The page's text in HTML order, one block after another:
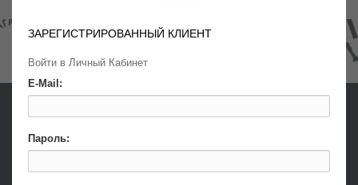
ЗАРЕГИСТРИРОВАННЫЙ КЛИЕНТ
Войти в Личный Кабинет
E-Mail:
Пароль: